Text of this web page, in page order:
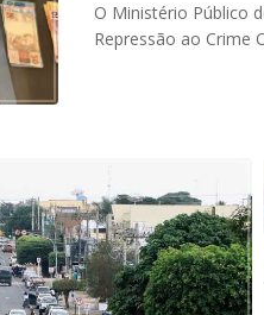
O Ministério Público
Repressão ao Crime